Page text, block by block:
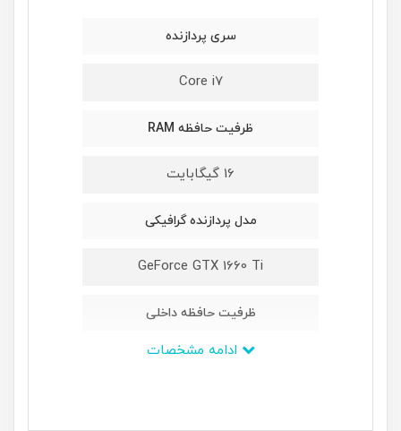
سری پردازنده
Core i7
ظرفیت حافظه RAM
16 گیگابایت
مدل پردازنده گرافیکی
GeForce GTX 1660 Ti
ظرفیت حافظه داخلی
512 گیگابایت